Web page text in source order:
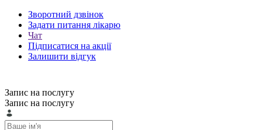
Зворотний дзвінок
Задати питання лікарю
Чат
Підписатися на акції
Залишити відгук
Запис на послугу
Запис на послугу